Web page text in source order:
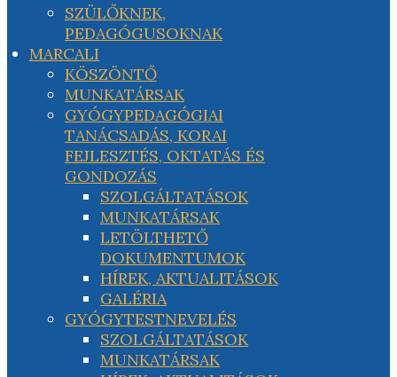
SZÜLŐKNEK,
PEDAGÓGUSOKNAK
MARCALI
KÖSZÖNTŐ
MUNKATÁRSAK
GYÓGYPEDAGÓGIAI
TANÁCSADÁS, KORAI
FEJLESZTÉS, OKTATÁS ÉS
GONDOZÁS
SZOLGÁLTATÁSOK
MUNKATÁRSAK
LETÖLTHETŐ
DOKUMENTUMOK
HÍREK, AKTUALITÁSOK
GALÉRIA
GYÓGYTESTNEVELÉS
SZOLGÁLTATÁSOK
MUNKATÁRSAK